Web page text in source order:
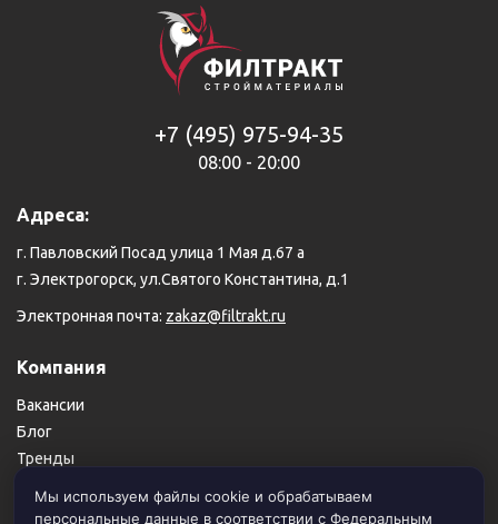
+7 (495) 975-94-35
08:00 - 20:00
Адреса:
г. Павловский Посад улица 1 Мая д.67 а
г. Электрогорск, ул.Святого Константина, д.1
Электронная почта: zakaz@filtrakt.ru
Компания
Вакансии
Блог
Тренды
Карта сайта
Мы используем файлы cookie и обрабатываем
персональные данные в соответствии с Федеральным